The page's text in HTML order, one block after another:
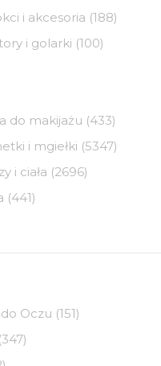
i akcesoria (188)
i golarki (100)
do makijażu (433)
i mgiełki (5347)
i ciała (2696)
(441)
Oczu (151)